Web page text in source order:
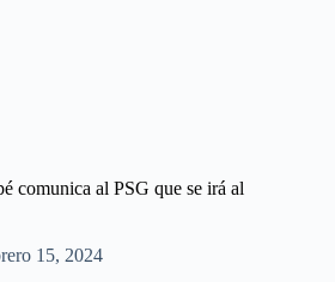
comunica al PSG que se irá al
15, 2024